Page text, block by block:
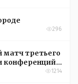
296
матч третьего
конференций
1214